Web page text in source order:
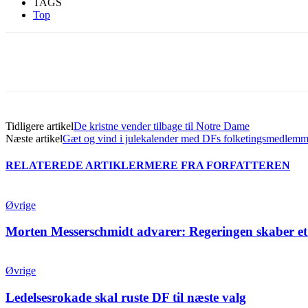
TAGS
Top
Tidligere artikelDe kristne vender tilbage til Notre Dame
Næste artikelGæt og vind i julekalender med DFs
RELATEREDE ARTIKLERMERE FRA FORFATTEREN
Øvrige
Morten Messerschmidt advarer: Regeringen skaber
Øvrige
Ledelsesrokade skal ruste DF til næste valg